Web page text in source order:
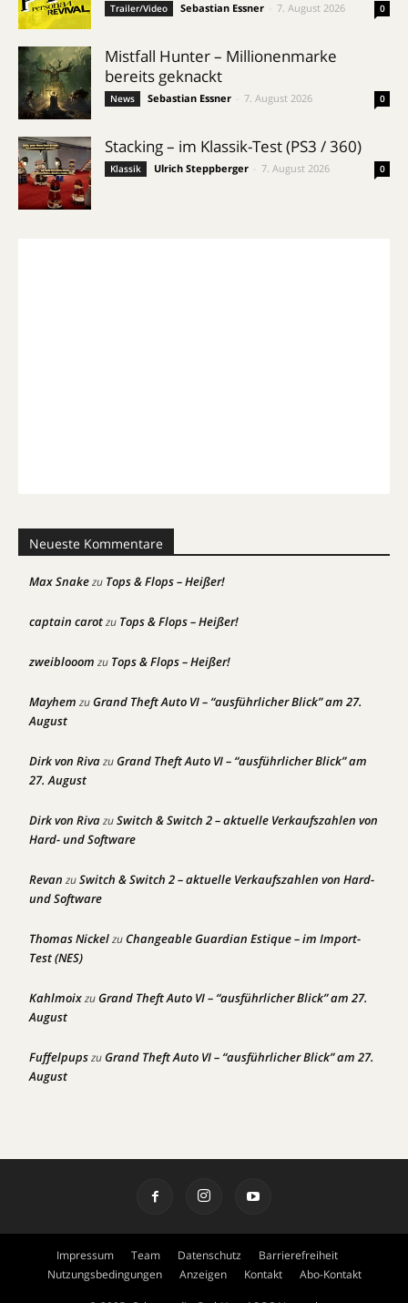
Trailer/Video Sebastian Essner 7. August 2026 0
Mistfall Hunter – Millionenmarke
bereits geknackt
News Sebastian Essner 7. August 2026 0
Stacking – im Klassik-Test (PS3 / 360)
Klassik Ulrich Steppberger 7. August 2026 0
Neueste Kommentare
Max Snakezu Tops & Flops – Heißer!
captain carotzu Tops & Flops – Heißer!
zweiblooom zu Tops & Flops – Heißer!
Mayhem zuGrand Theft Auto VI – “ausführlicher Blick” am 27.
August
Dirk von RivazuGrand Theft Auto VI – “ausführlicher Blick” am
27. August
Dirk von RivazuSwitch & Switch 2 – aktuelle Verkaufszahlen von
Hard- und Software
Revan zuSwitch & Switch 2 – aktuelle Verkaufszahlen von Hard-
und Software
Thomas NickelzuChangeable Guardian Estique – im Import-
Test (NES)
KahlmoixzuGrand Theft Auto VI – “ausführlicher Blick” am 27.
August
FuffelpupszuGrand Theft Auto VI – “ausführlicher Blick” am 27.
August
Impressum Team Datenschutz
Barrierefreiheit
Nutzungsbedingungen
Anzeigen Kontakt Abo-Kontakt